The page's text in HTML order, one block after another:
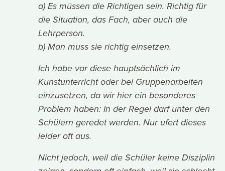
a) Es müssen die Richtigen sein. Richtig für
die Situation, das Fach, aber auch die
Lehrperson.
b) Man muss sie richtig einsetzen.
Ich habe vor diese hauptsächlich im
Kunstunterricht oder bei Gruppenarbeiten
einzusetzen, da wir hier ein besonderes
Problem haben: In der Regel darf unter den
Schülern geredet werden. Nur ufert dieses
leider oft aus.
Nicht jedoch, weil die Schüler keine Disziplin